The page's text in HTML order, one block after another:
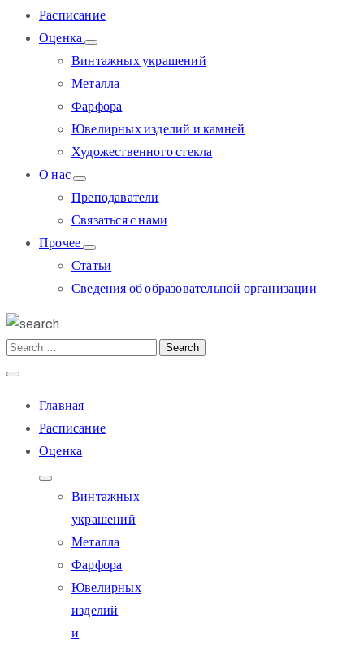
Расписание
Оценка
Винтажных украшений
Металла
Фарфора
Ювелирных изделий и камней
Художественного стекла
О нас
Преподаватели
Связаться с нами
Прочее
Статьи
Сведения об образовательной организации
Главная
Расписание
Оценка
Винтажных
украшений
Металла
Фарфора
Ювелирных
изделий
и